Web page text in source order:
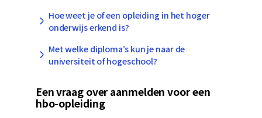
Hoe weet je of een opleiding in het hoger
onderwijs erkend is?
Met welke diploma’s kun je naar de
universiteit of hogeschool?
Een vraag over aanmelden voor een
hbo-opleiding